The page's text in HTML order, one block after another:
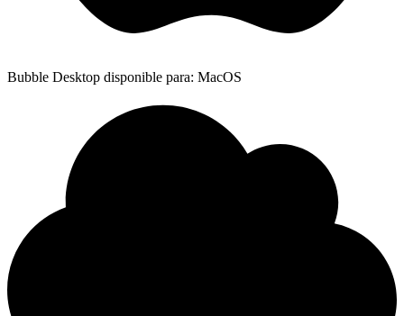
Bubble Desktop disponible para: MacOS